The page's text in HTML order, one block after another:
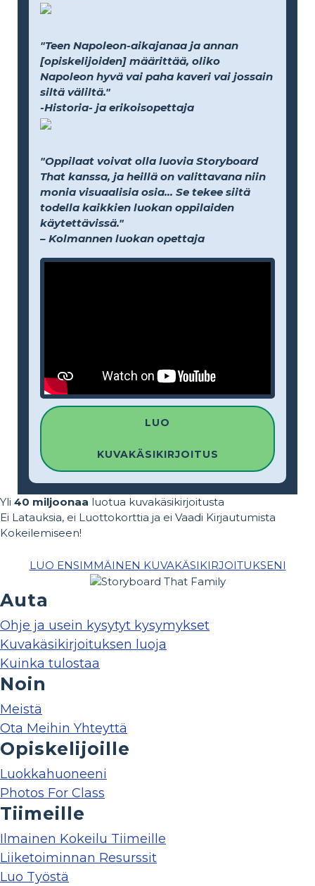
"Teen Napoleon-aikajanaa ja annan
[opiskelijoiden] määrittää, oliko
Napoleon hyvä vai paha kaveri vai jossain
siltä väliltä."
-Historia- ja erikoisopettaja
"Oppilaat voivat olla luovia Storyboard
That kanssa, ja heillä on valittavana niin
monia visuaalisia osia... Se tekee siitä
todella kaikkien luokan oppilaiden
käytettävissä."
– Kolmannen luokan opettaja
LUO
KUVAKÄSIKIRJOITUS
Yli 40 miljoonaa luotua kuvakäsikirjoitusta
Ei Latauksia, ei Luottokorttia ja ei Vaadi Kirjautumista
Kokeilemiseen!
LUO ENSIMMÄINEN KUVAKÄSIKIRJOITUKSENI
Auta
Ohje ja usein kysytyt kysymykset
Kuvakäsikirjoituksen luoja
Kuinka tulostaa
Noin
Meistä
Ota Meihin Yhteyttä
Opiskelijoille
Luokkahuoneeni
Photos For Class
Tiimeille
Ilmainen Kokeilu Tiimeille
Liiketoiminnan Resurssit
Luo Työstä